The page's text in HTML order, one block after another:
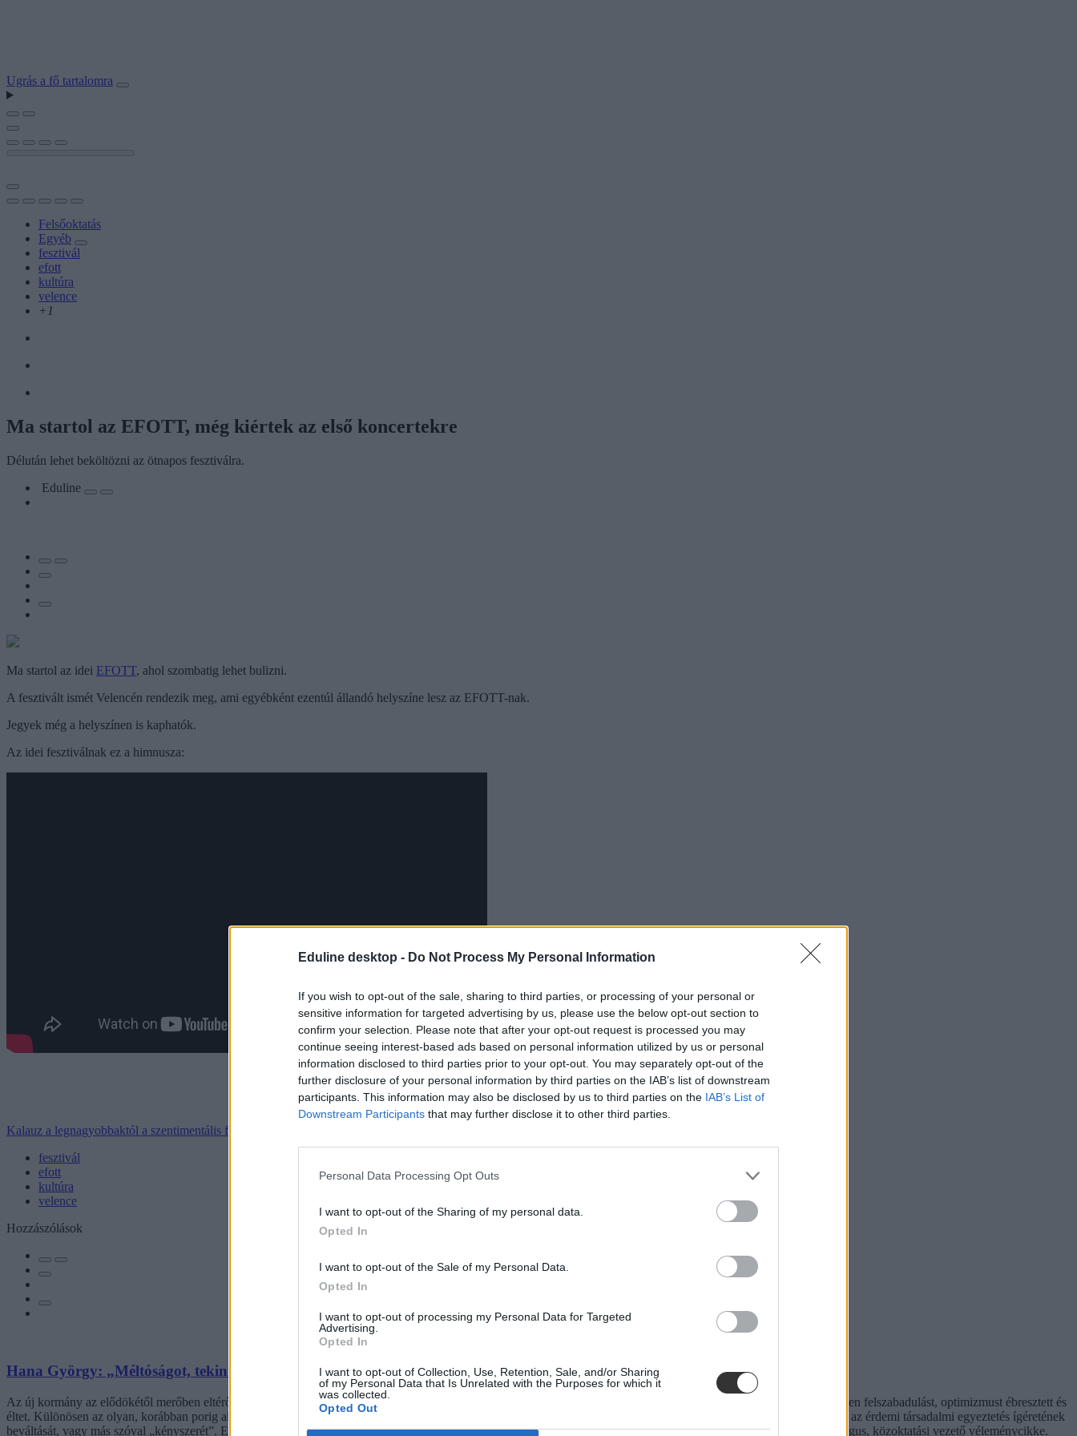
Eduline desktop - Do Not Process My Personal Information
If you wish to opt-out of the sale, sharing to third parties, or processing of your personal or
sensitive information for targeted advertising by us, please use the below opt-out section to
confirm your selection. Please note that after your opt-out request is processed you may
continue seeing interest-based ads based on personal information utilized by us or personal
information disclosed to third parties prior to your opt-out. You may separately opt-out of the
further disclosure of your personal information by third parties on the IAB’s list of downstream
participants. This information may also be disclosed by us to third parties on the IAB’s List of
Downstream Participants that may further disclose it to other third parties.
Personal Data Processing Opt Outs
I want to opt-out of the Sharing of my personal data.
Opted In
I want to opt-out of the Sale of my Personal Data.
Opted In
I want to opt-out of processing my Personal Data for Targeted
Advertising.
Opted In
I want to opt-out of Collection, Use, Retention, Sale, and/or Sharing
of my Personal Data that Is Unrelated with the Purposes for which it
was collected.
Opted Out
Ugrás a fő tartalomra
Felsőoktatás
Egyéb
fesztivál
efott
kultúra
velence
+1
Ma startol az EFOTT, még kiértek az első koncertekre
Délután lehet beköltözni az ötnapos fesztiválra.
Eduline
Ma startol az idei EFOTT, ahol szombatig lehet bulizni.
A fesztivált ismét Velencén rendezik meg, ami egyébként ezentúl állandó helyszíne lesz az EFOTT-nak.
Jegyek még a helyszínen is kaphatók.
Az idei fesztiválnak ez a himnusza:
Kalauz a legnagyobbaktól a szentimentális fesztiválokig
fesztivál
efott
kultúra
velence
Hozzászólások
Hana György: „Méltóságot, tekintélyt kell adni az oktatásról szóló közbeszédnek”
Az új kormány az elődökétől merőben eltérő kommunikációs stratégiával kezdte meg működését. Az egyes minisztériumok szintjére kiterjesztett hiperaktivitás érezhetően felszabadulást, optimizmust ébresztett és
éltet. Különösen az olyan, korábban porig alázott ágazatban, mint az oktatás. Ám pontosan ez a lendület az, ami egy újabb megkerülhetetlen kihívást is előtérbe rántott: az érdemi társadalmi egyeztetés ígéretének
beváltását, vagy más szóval „kényszerét”. Ennek, az amúgy pozitív stressznek a kezeléséhez igyekszem az alábbiakban szempontokat adni. Hana György humánökológus, közoktatási vezető véleménycikke.